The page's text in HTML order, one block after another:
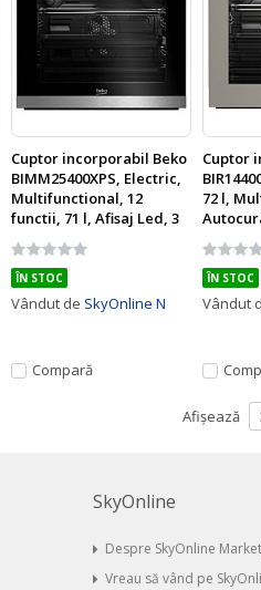
Cuptor incorporabil Beko
BIMM25400XPS, Electric,
Multifunctional, 12
functii, 71 l, Afisaj Led, 3
D cooking, Grill,
Autocuratare pirolitica,
Clasa A, Inox
Rating:
0%
ÎN STOC
Vândut de SkyOnline N
Compară
Cuptor
72 l,
Clasa
Rating:
0%
ÎN STOC
Vândut
Afișează
SkyOnline
Despre SkyOnline
Vreau să vând pe